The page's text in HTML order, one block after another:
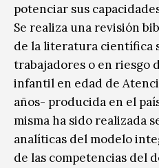
potenciar sus
Se realiza una revisión
de la literatura científica
trabajadores o en riesgo
infantil en edad de
años- producida en el
misma ha sido realizada
analíticas del modelo
de las competencias del